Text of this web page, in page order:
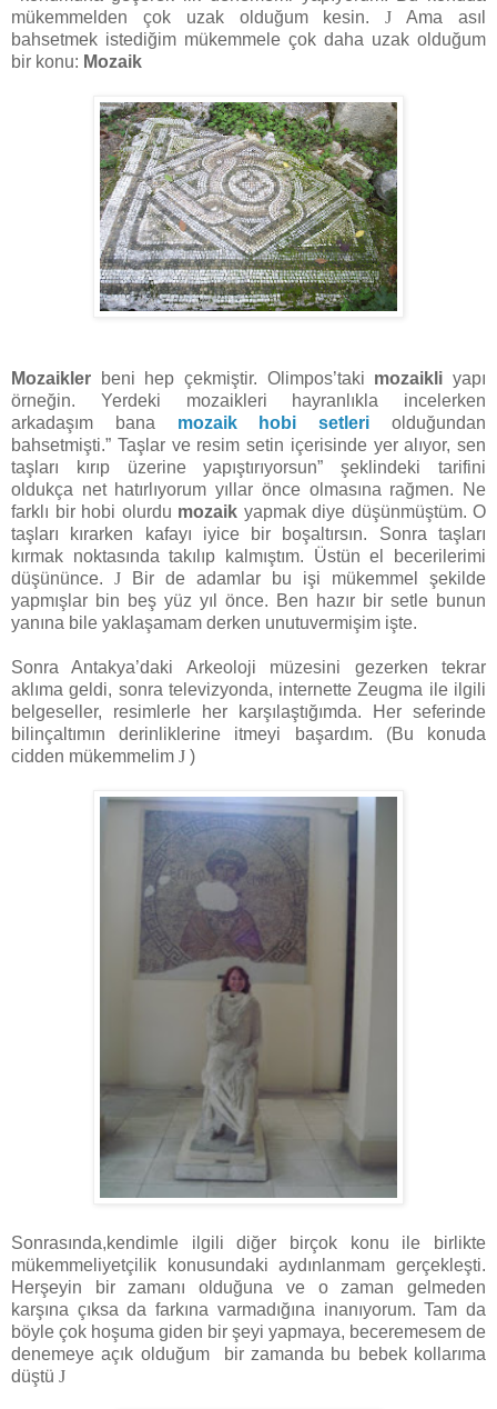
mükemmelden çok uzak olduğum kesin.J Ama asıl
bahsetmek istediğim mükemmele çok daha uzak olduğum
bir konu: Mozaik
Mozaikler beni hep çekmiştir. Olimpos’taki mozaikli yapı
örneğin. Yerdeki mozaikleri hayranlıkla incelerken
arkadaşım bana mozaik hobi setleri olduğundan
bahsetmişti.” Taşlar ve resim setin içerisinde yer alıyor, sen
taşları kırıp üzerine yapıştırıyorsun” şeklindeki tarifini
oldukça net hatırlıyorum yıllar önce olmasına rağmen. Ne
farklı bir hobi olurdu mozaik yapmak diye düşünmüştüm. O
taşları kırarken kafayı iyice bir boşaltırsın. Sonra taşları
kırmak noktasında takılıp kalmıştım. Üstün el becerilerimi
düşününce. J Bir de adamlar bu işi mükemmel şekilde
yapmışlar bin beş yüz yıl önce. Ben hazır bir setle bunun
yanına bile yaklaşamam derken unutuvermişim işte.
Sonra Antakya’daki Arkeoloji müzesini gezerken tekrar
aklıma geldi, sonra televizyonda, internette Zeugma ile ilgili
belgeseller, resimlerle her karşılaştığımda. Her seferinde
bilinçaltımın derinliklerine itmeyi başardım. (Bu konuda
cidden mükemmelim J )
Sonrasında,kendimle ilgili diğer birçok konu ile birlikte
mükemmeliyetçilik konusundaki aydınlanmam gerçekleşti.
Herşeyin bir zamanı olduğuna ve o zaman gelmeden
karşına çıksa da farkına varmadığına inanıyorum. Tam da
böyle çok hoşuma giden bir şeyi yapmaya, beceremesem de
denemeye açık olduğum bir zamanda bu bebek kollarıma
düştü J